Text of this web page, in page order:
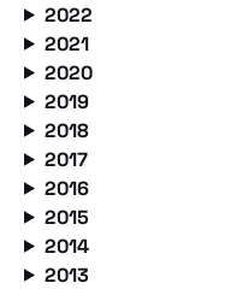
2022
2021
2020
2019
2018
2017
2016
2015
2014
2013